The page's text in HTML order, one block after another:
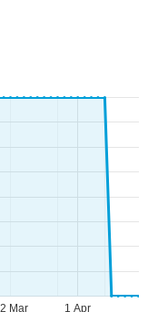
1 Apr
Mar